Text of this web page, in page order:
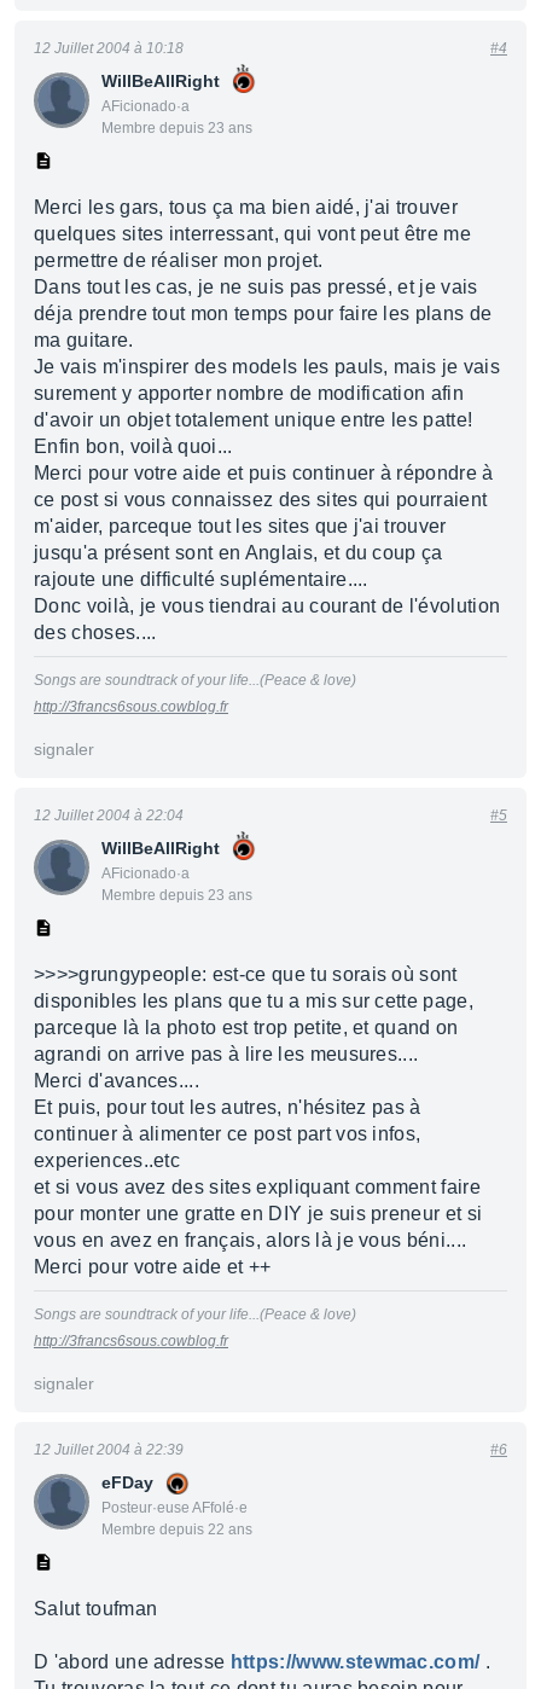
WillBeAllRight
AFicionado·a
Membre depuis 23 ans
12 Juillet 2004 à 10:18 #4
Merci les gars, tous ça ma bien aidé, j'ai trouver
quelques sites interressant, qui vont peut être me
permettre de réaliser mon projet.
Dans tout les cas, je ne suis pas pressé, et je vais
déja prendre tout mon temps pour faire les plans de
ma guitare.
Je vais m'inspirer des models les pauls, mais je vais
surement y apporter nombre de modification afin
d'avoir un objet totalement unique entre les patte!
Enfin bon, voilà quoi...
Merci pour votre aide et puis continuer à répondre à
ce post si vous connaissez des sites qui pourraient
m'aider, parceque tout les sites que j'ai trouver
jusqu'a présent sont en Anglais, et du coup ça
rajoute une difficulté suplémentaire....
Donc voilà, je vous tiendrai au courant de l'évolution
des choses....
Songs are soundtrack of your life...(Peace & love)
http://3francs6sous.cowblog.fr
signaler
WillBeAllRight
AFicionado·a
Membre depuis 23 ans
12 Juillet 2004 à 22:04 #5
>>>>grungypeople: est-ce que tu sorais où sont
disponibles les plans que tu a mis sur cette page,
parceque là la photo est trop petite, et quand on
agrandi on arrive pas à lire les meusures....
Merci d'avances....
Et puis, pour tout les autres, n'hésitez pas à
continuer à alimenter ce post part vos infos,
experiences..etc
et si vous avez des sites expliquant comment faire
pour monter une gratte en DIY je suis preneur et si
vous en avez en français, alors là je vous béni....
Merci pour votre aide et ++
Songs are soundtrack of your life...(Peace & love)
http://3francs6sous.cowblog.fr
signaler
eFDay
Posteur·euse AFfolé·e
Membre depuis 22 ans
12 Juillet 2004 à 22:39 #6
Salut toufman
D 'abord une adresse https://www.stewmac.com/.